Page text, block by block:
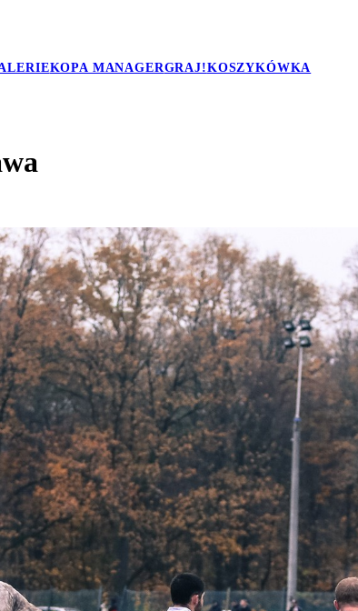
KOPA MANAGERGRAJ!KOSZYKÓWKA